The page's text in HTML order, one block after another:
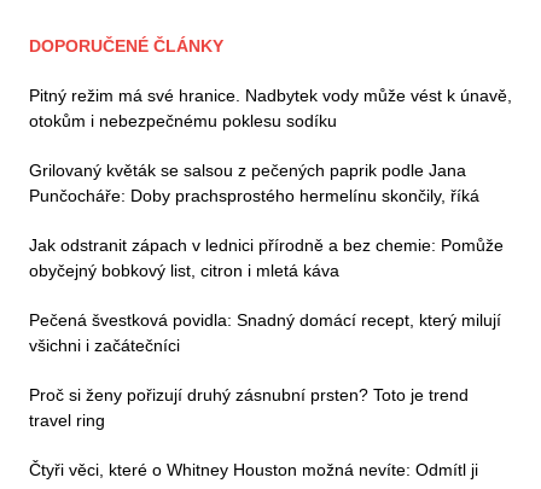
DOPORUČENÉ ČLÁNKY
Pitný režim má své hranice. Nadbytek vody může vést k únavě,
otokům i nebezpečnému poklesu sodíku
Grilovaný květák se salsou z pečených paprik podle Jana
Punčocháře: Doby prachsprostého hermelínu skončily, říká
Jak odstranit zápach v lednici přírodně a bez chemie: Pomůže
obyčejný bobkový list, citron i mletá káva
Pečená švestková povidla: Snadný domácí recept, který milují
všichni i začátečníci
Proč si ženy pořizují druhý zásnubní prsten? Toto je trend
travel ring
Čtyři věci, které o Whitney Houston možná nevíte: Odmítl ji